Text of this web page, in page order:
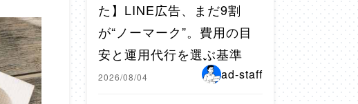
た】LINE広告、まだ9割
が“ノーマーク”。費用の目
安と運用代行を選ぶ基準
2026/08/04 ad-staff